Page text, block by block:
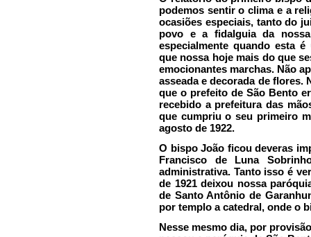
podemos sentir o clima e a
ocasiões especiais, tanto do
povo e a fidalguia da
especialmente quando esta
que nossa hoje mais do que
emocionantes marchas. Não
asseada e decorada de flores.
que o prefeito de São Bento
recebido a prefeitura das
que cumpriu o seu primeiro
agosto de 1922.
O bispo João ficou deveras
Francisco de Luna
administrativa. Tanto isso é
de 1921 deixou nossa
de Santo Antônio de
por templo a catedral, onde o
Nesse mesmo dia, por